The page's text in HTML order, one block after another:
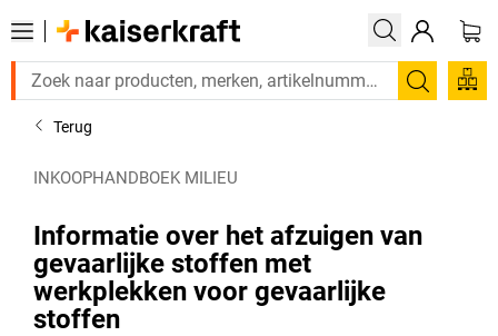
Zoeken
Terug
INKOOPHANDBOEK MILIEU
Informatie over het afzuigen van
gevaarlijke stoffen met
werkplekken voor gevaarlijke
stoffen